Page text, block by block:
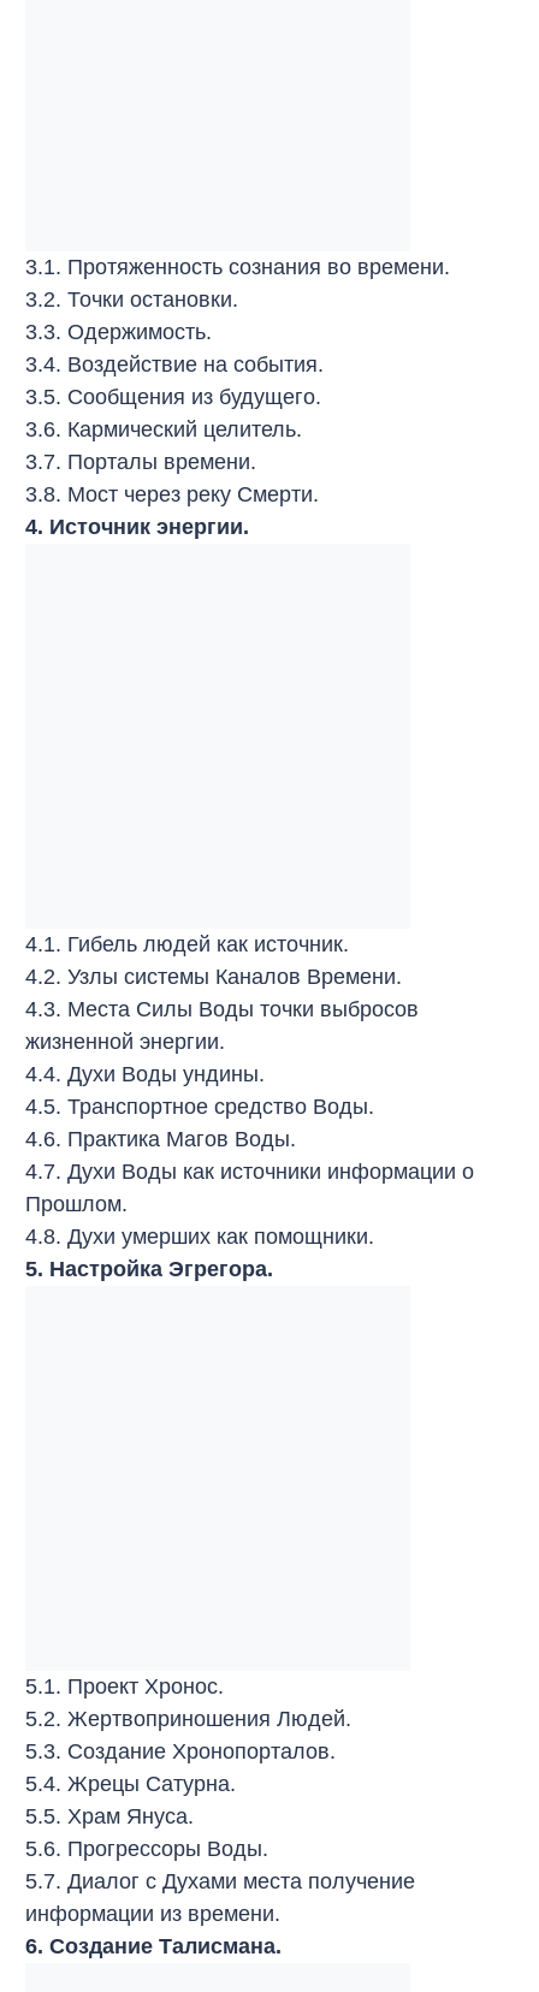
3.1. Протяженность сознания во времени.
3.2. Точки остановки.
3.3. Одержимость.
3.4. Воздействие на события.
3.5. Сообщения из будущего.
3.6. Кармический целитель.
3.7. Порталы времени.
3.8. Мост через реку Смерти.
4. Источник энергии.
4.1. Гибель людей как источник.
4.2. Узлы системы Каналов Времени.
4.3. Места Силы Воды точки выбросов
жизненной энергии.
4.4. Духи Воды ундины.
4.5. Транспортное средство Воды.
4.6. Практика Магов Воды.
4.7. Духи Воды как источники информации о
Прошлом.
4.8. Духи умерших как помощники.
5. Настройка Эгрегора.
5.1. Проект Хронос.
5.2. Жертвоприношения Людей.
5.3. Создание Хронопорталов.
5.4. Жрецы Сатурна.
5.5. Храм Януса.
5.6. Прогрессоры Воды.
5.7. Диалог с Духами места получение
информации из времени.
6. Создание Талисмана.